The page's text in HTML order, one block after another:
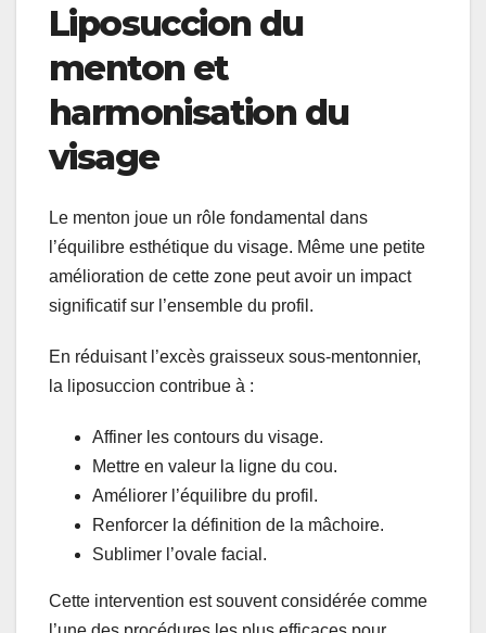
Liposuccion du
menton et
harmonisation du
visage
Le menton joue un rôle fondamental dans
l’équilibre esthétique du visage. Même une petite
amélioration de cette zone peut avoir un impact
significatif sur l’ensemble du profil.
En réduisant l’excès graisseux sous-mentonnier,
la liposuccion contribue à :
Affiner les contours du visage.
Mettre en valeur la ligne du cou.
Améliorer l’équilibre du profil.
Renforcer la définition de la mâchoire.
Sublimer l’ovale facial.
Cette intervention est souvent considérée comme